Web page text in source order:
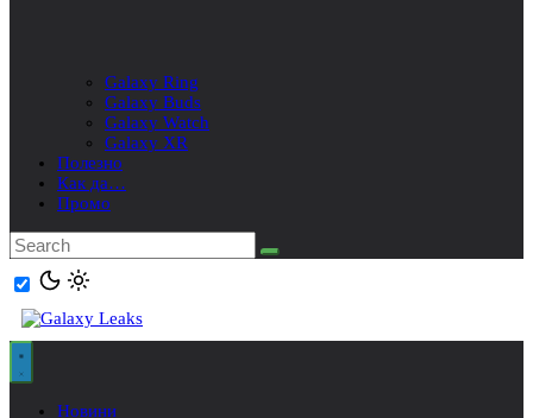
Galaxy Ring
Galaxy Buds
Galaxy Watch
Galaxy XR
Полезно
Как да…
Промо
Новини